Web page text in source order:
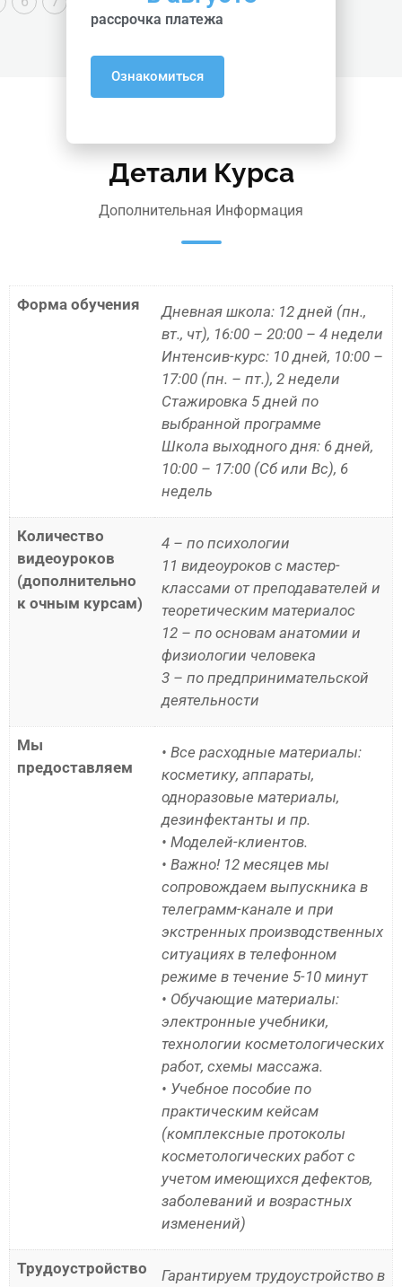
Детали Курса
Дополнительная Информация
Форма обучения
Дневная школа: 12 дней (пн.,
вт., чт), 16:00 – 20:00 – 4 недели
Интенсив-курс: 10 дней, 10:00 –
17:00 (пн. – пт.), 2 недели
Стажировка 5 дней по
выбранной программе
Школа выходного дня: 6 дней,
10:00 – 17:00 (Сб или Вс), 6
недель
Количество
видеоуроков
(дополнительно
к очным курсам)
4 – по психологии
11 видеоуроков с мастер-
классами от преподавателей и
теоретическим материалос
12 – по основам анатомии и
физиологии человека
3 – по предпринимательской
деятельности
Мы
предоставляем
• Все расходные материалы:
косметику, аппараты,
одноразовые материалы,
дезинфектанты и пр.
• Моделей-клиентов.
• Важно! 12 месяцев мы
сопровождаем выпускника в
телеграмм-канале и при
экстренных производственных
ситуациях в телефонном
режиме в течение 5-10 минут
• Обучающие материалы:
электронные учебники,
технологии косметологических
работ, схемы массажа.
• Учебное пособие по
практическим кейсам
(комплексные протоколы
косметологических работ с
учетом имеющихся дефектов,
заболеваний и возрастных
изменений)
Трудоустройство
Гарантируем трудоустройство в
рассрочка платежа
Ознакомиться